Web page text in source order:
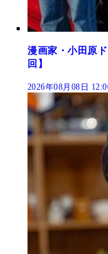
漫画家・小田原
回】
2026年08月08日